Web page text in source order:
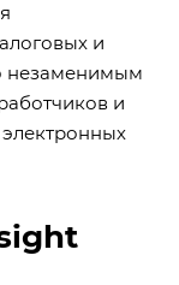
и
незаменимым
и